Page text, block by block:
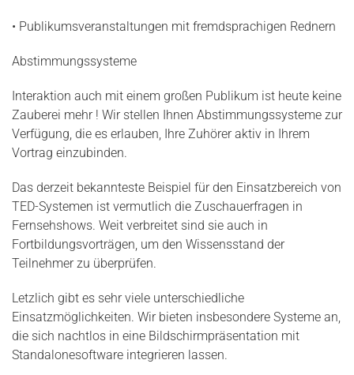
• Publikumsveranstaltungen mit fremdsprachigen Rednern
Abstimmungssysteme
Interaktion auch mit einem großen Publikum ist heute keine
Zauberei mehr ! Wir stellen Ihnen Abstimmungssysteme zur
Verfügung, die es erlauben, Ihre Zuhörer aktiv in Ihrem
Vortrag einzubinden.
Das derzeit bekannteste Beispiel für den Einsatzbereich von
TED-Systemen ist vermutlich die Zuschauerfragen in
Fernsehshows. Weit verbreitet sind sie auch in
Fortbildungsvorträgen, um den Wissensstand der
Teilnehmer zu überprüfen.
Letzlich gibt es sehr viele unterschiedliche
Einsatzmöglichkeiten. Wir bieten insbesondere Systeme an,
die sich nachtlos in eine Bildschirmpräsentation mit
Standalonesoftware integrieren lassen.